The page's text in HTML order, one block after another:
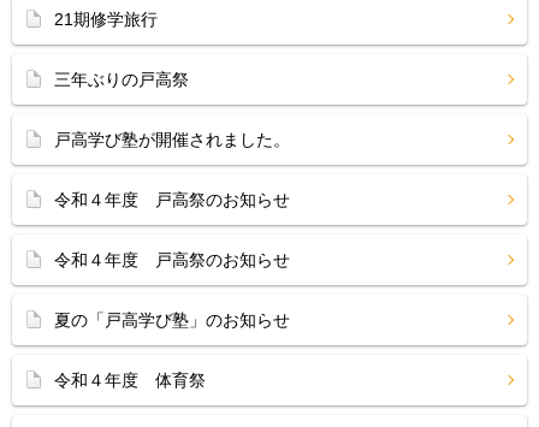
21期修学旅行
三年ぶりの戸高祭
戸高学び塾が開催されました。
令和４年度 戸高祭のお知らせ
令和４年度 戸高祭のお知らせ
夏の「戸高学び塾」のお知らせ
令和４年度 体育祭